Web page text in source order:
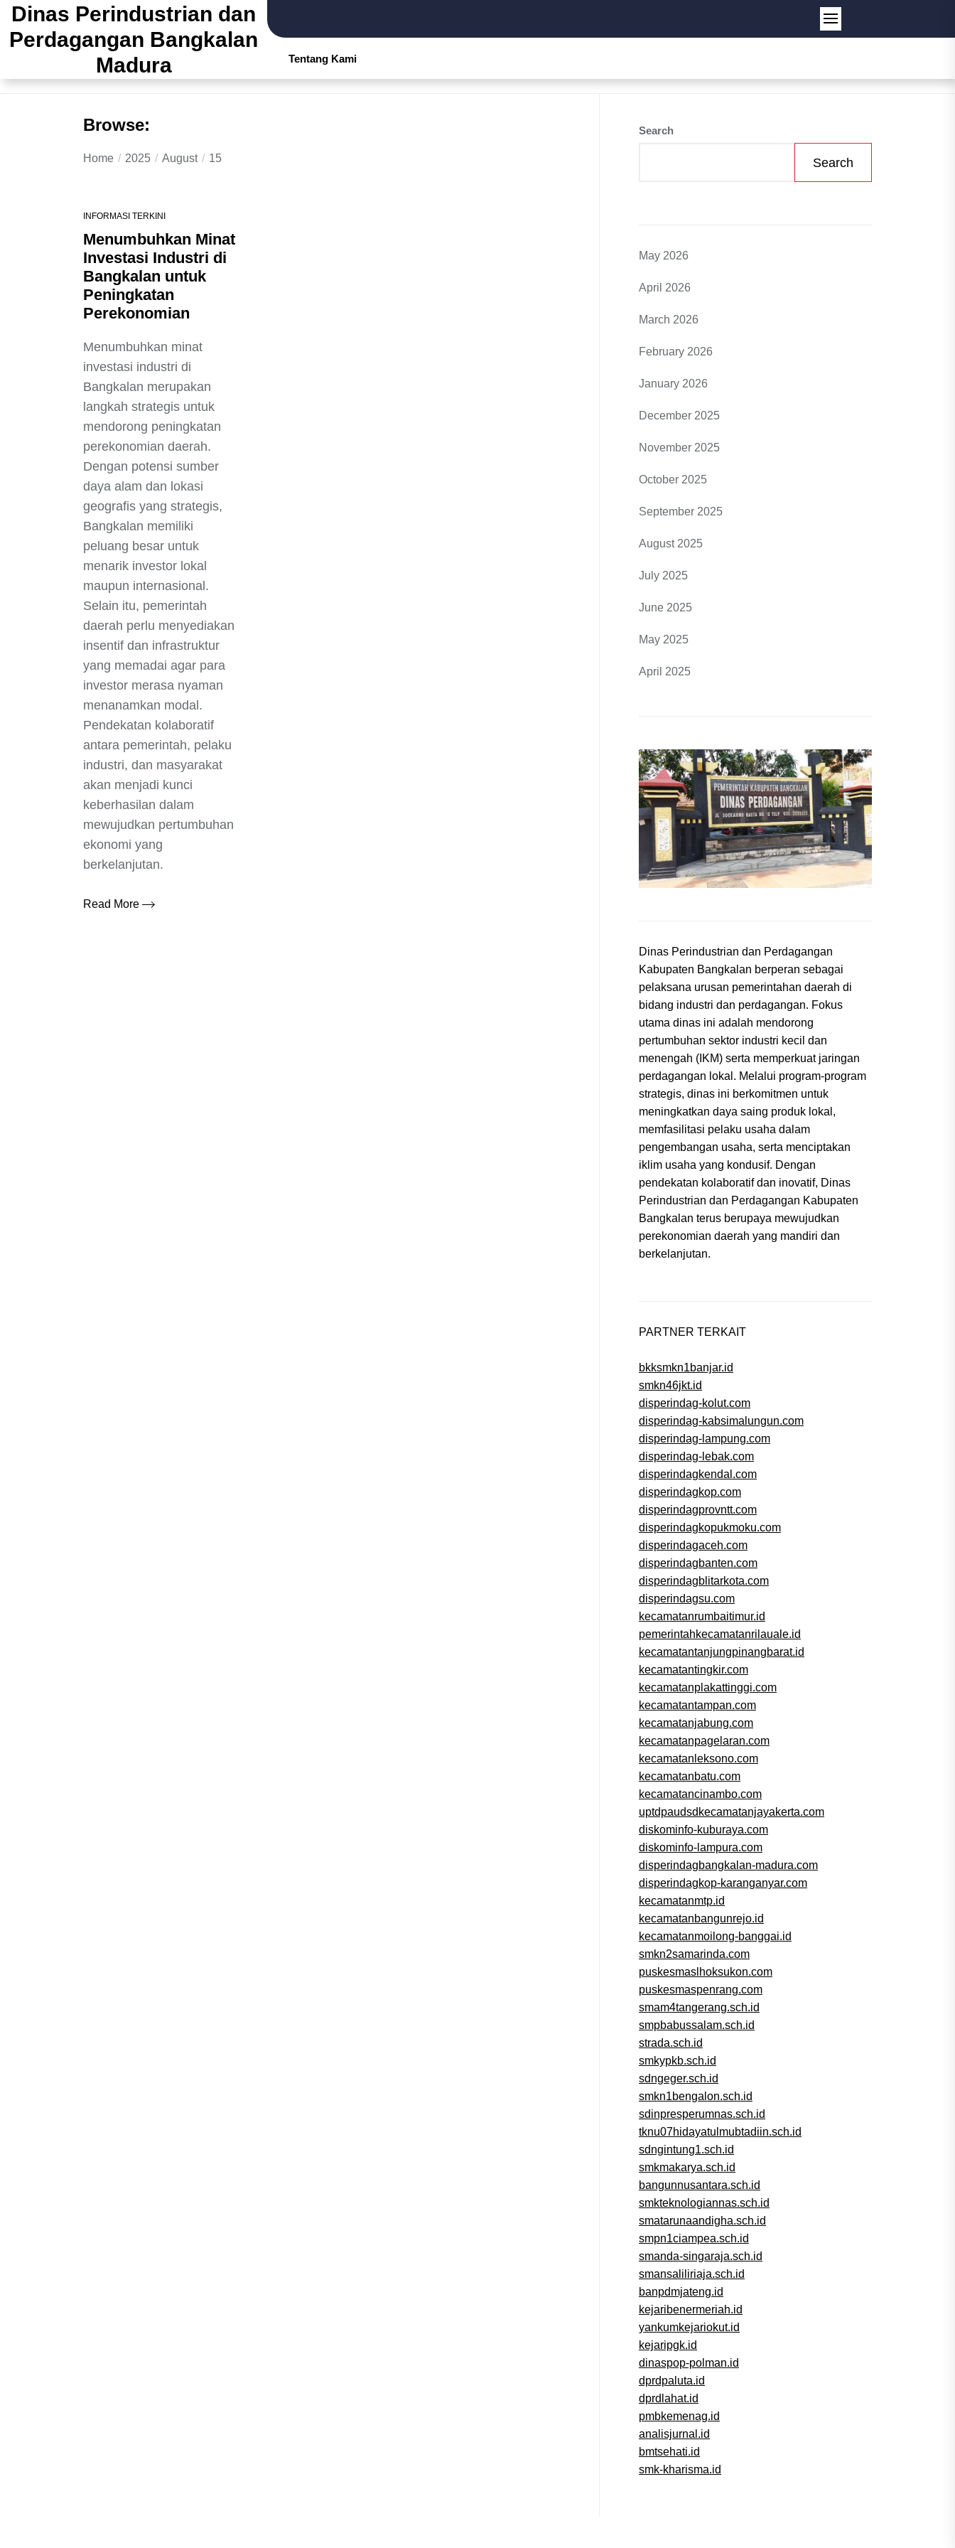
Skip
the
Dinas Perindustrian dan
Perdagangan Bangkalan
Madura
Tentang Kami
Browse:
Home 2025 August 15
INFORMASI TERKINI
Menumbuhkan Minat
Investasi Industri di
Bangkalan untuk
Peningkatan
Perekonomian
Menumbuhkan minat
investasi industri di
Bangkalan merupakan
langkah strategis untuk
mendorong peningkatan
perekonomian daerah.
Dengan potensi sumber
daya alam dan lokasi
geografis yang strategis,
Bangkalan memiliki
peluang besar untuk
menarik investor lokal
maupun internasional.
Selain itu, pemerintah
daerah perlu menyediakan
insentif dan infrastruktur
yang memadai agar para
investor merasa nyaman
menanamkan modal.
Pendekatan kolaboratif
antara pemerintah, pelaku
industri, dan masyarakat
akan menjadi kunci
keberhasilan dalam
mewujudkan pertumbuhan
ekonomi yang
berkelanjutan.
Read More
Search
Search
May 2026
April 2026
March 2026
February 2026
January 2026
December 2025
November 2025
October 2025
September 2025
August 2025
July 2025
June 2025
May 2025
April 2025
Dinas Perindustrian dan Perdagangan
Kabupaten Bangkalan berperan sebagai
pelaksana urusan pemerintahan daerah di
bidang industri dan perdagangan. Fokus
utama dinas ini adalah mendorong
pertumbuhan sektor industri kecil dan
menengah (IKM) serta memperkuat jaringan
perdagangan lokal. Melalui program-program
strategis, dinas ini berkomitmen untuk
meningkatkan daya saing produk lokal,
memfasilitasi pelaku usaha dalam
pengembangan usaha, serta menciptakan
iklim usaha yang kondusif. Dengan
pendekatan kolaboratif dan inovatif, Dinas
Perindustrian dan Perdagangan Kabupaten
Bangkalan terus berupaya mewujudkan
perekonomian daerah yang mandiri dan
berkelanjutan.
PARTNER TERKAIT
bkksmkn1banjar.id
smkn46jkt.id
disperindag-kolut.com
disperindag-kabsimalungun.com
disperindag-lampung.com
disperindag-lebak.com
disperindagkendal.com
disperindagkop.com
disperindagprovntt.com
disperindagkopukmoku.com
disperindagaceh.com
disperindagbanten.com
disperindagblitarkota.com
disperindagsu.com
kecamatanrumbaitimur.id
pemerintahkecamatanrilauale.id
kecamatantanjungpinangbarat.id
kecamatantingkir.com
kecamatanplakattinggi.com
kecamatantampan.com
kecamatanjabung.com
kecamatanpagelaran.com
kecamatanleksono.com
kecamatanbatu.com
kecamatancinambo.com
uptdpaudsdkecamatanjayakerta.com
diskominfo-kuburaya.com
diskominfo-lampura.com
disperindagbangkalan-madura.com
disperindagkop-karanganyar.com
kecamatanmtp.id
kecamatanbangunrejo.id
kecamatanmoilong-banggai.id
smkn2samarinda.com
puskesmaslhoksukon.com
puskesmaspenrang.com
smam4tangerang.sch.id
smpbabussalam.sch.id
strada.sch.id
smkypkb.sch.id
sdngeger.sch.id
smkn1bengalon.sch.id
sdinpresperumnas.sch.id
tknu07hidayatulmubtadiin.sch.id
sdngintung1.sch.id
smkmakarya.sch.id
bangunnusantara.sch.id
smkteknologiannas.sch.id
smatarunaandigha.sch.id
smpn1ciampea.sch.id
smanda-singaraja.sch.id
smansaliliriaja.sch.id
banpdmjateng.id
kejaribenermeriah.id
yankumkejariokut.id
kejaripgk.id
dinaspop-polman.id
dprdpaluta.id
dprdlahat.id
pmbkemenag.id
analisjurnal.id
bmtsehati.id
smk-kharisma.id